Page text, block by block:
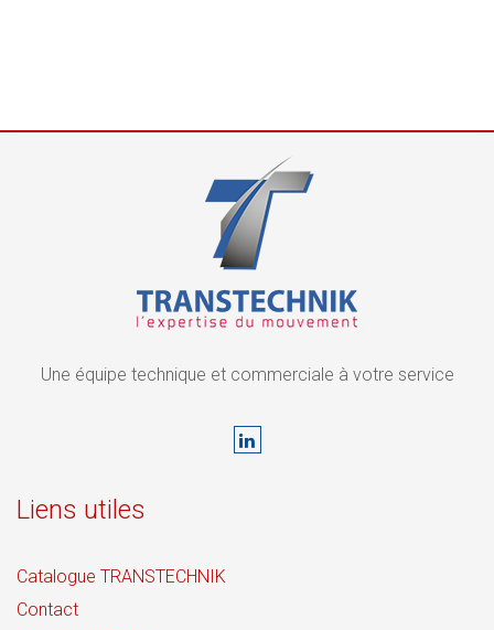
Une équipe technique et commerciale à votre service
Liens utiles
Catalogue TRANSTECHNIK
Contact